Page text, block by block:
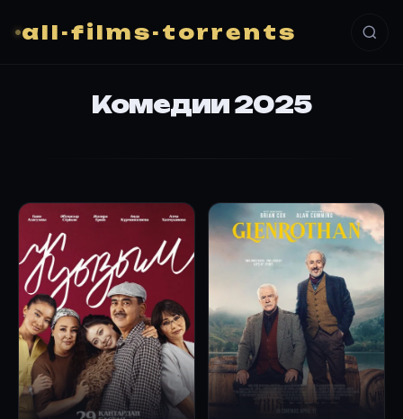
all-films-torrents
Комедии 2025